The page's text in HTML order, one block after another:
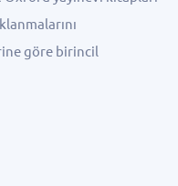
göre birincil